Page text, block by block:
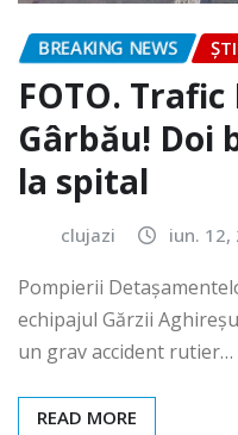
BREAKING NEWS
FOTO. Trafic
Gârbău! Doi
la spital
clujazi iun. 12,
Pompierii
echipajul Gărzii
un grav accident rutier…
READ MORE